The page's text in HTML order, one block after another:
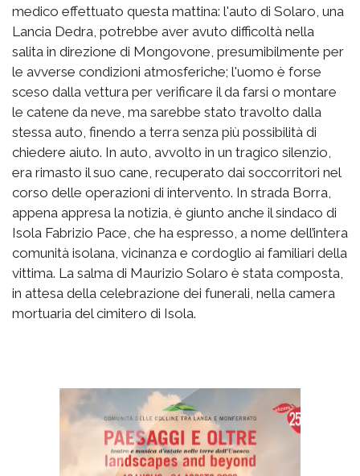
medico effettuato questa mattina: l'auto di Solaro, una
Lancia Dedra, potrebbe aver avuto difficoltà nella
salita in direzione di Mongovone, presumibilmente per
le avverse condizioni atmosferiche; l'uomo è forse
sceso dalla vettura per verificare il da farsi o montare
le catene da neve, ma sarebbe stato travolto dalla
stessa auto, finendo a terra senza più possibilità di
chiedere aiuto. In auto, avvolto in un tragico silenzio,
era rimasto il suo cane, recuperato dai soccorritori nel
corso delle operazioni di intervento. In strada Borra,
appena appresa la notizia, è giunto anche il sindaco di
Isola Fabrizio Pace, che ha espresso, a nome dell’intera
comunità isolana, vicinanza e cordoglio ai familiari della
vittima. La salma di Maurizio Solaro è stata composta,
in attesa della celebrazione dei funerali, nella camera
mortuaria del cimitero di Isola.